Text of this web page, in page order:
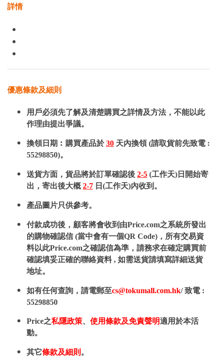
詳情
優惠條款及細則
用戶必須先了解及清楚購買之詳情及方法，不能以此
作理由提出爭議。
換領日期︰購買產品於30 天內換領 (請取貨前先致電 :
55298850)。
送貨方面，貨品將於訂單確認後 2-5 (工作天)日開始寄
出，寄出後大概2-7 日(工作天)內收到。
產品圖片只供參考。
付款成功後，顧客將會收到由Price.com之系統所發出
的購物確認信 (當中會有一個QR Code)，所有交易資
料以此Price.com之確認信為準，請務求在確定購買前
確認填妥正確的聯絡資料 , 如需送貨請填寫詳細送貨
地址。
如有任何查詢，請電郵至cs@tokumall.com.hk/ 致電 :
55298850
Price之私隱政策、 使用條款及免責聲明適用於本活
動。
其它條款及細則 。